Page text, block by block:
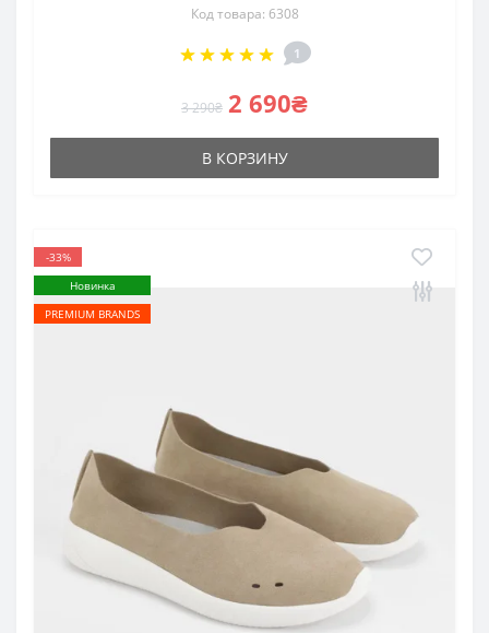
Код товара: 6308
1
3 290₴ 2 690₴
В КОРЗИНУ
-33%
Новинка
PREMIUM BRANDS